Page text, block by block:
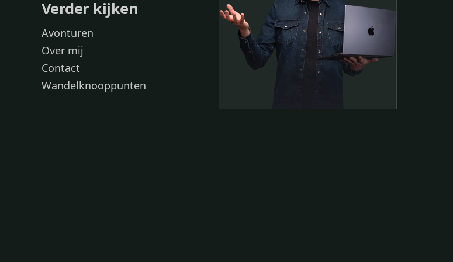
Verder kijken
Avonturen
Over mij
Contact
Wandelknooppunten